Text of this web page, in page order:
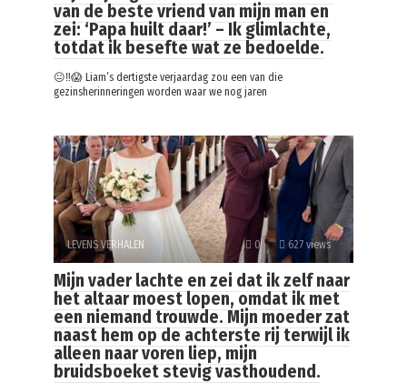
van de beste vriend van mijn man en
zei: ‘Papa huilt daar!’ – Ik glimlachte,
totdat ik besefte wat ze bedoelde.
😐‼️😱 Liam’s dertigste verjaardag zou een van die
gezinsherinneringen worden waar we nog jaren
LEVENS VERHALEN 0 627 views
Mijn vader lachte en zei dat ik zelf naar
het altaar moest lopen, omdat ik met
een niemand trouwde. Mijn moeder zat
naast hem op de achterste rij terwijl ik
alleen naar voren liep, mijn
bruidsboeket stevig vasthoudend.